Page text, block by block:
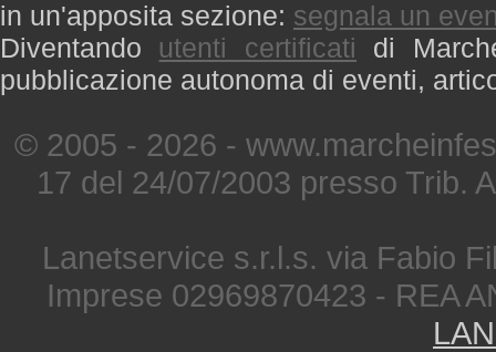
in un'apposita sezione: segnala un
Diventando utenti certificati di
pubblicazione autonoma di eventi,
© 2005 - 2026 -
17 del 24/07/2003 presso Trib.
Lanetservice s.r.l.s. via Fabio
Imprese 02969870423 - REA